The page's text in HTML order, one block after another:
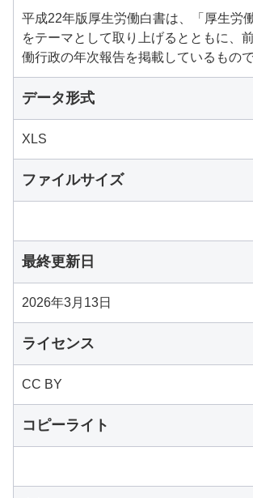
平成22年版厚生労働白書は、「厚生労
をテーマとして取り上げるとともに、
働行政の年次報告を掲載しているもので
データ形式
XLS
ファイルサイズ
最終更新日
2026年3月13日
ライセンス
CC BY
コピーライト